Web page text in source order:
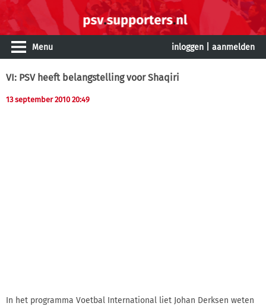
Menu inloggen aanmelden
VI: PSV heeft belangstelling voor Shaqiri
13 september 2010 20:49
In het programma Voetbal International liet Johan Derksen weten